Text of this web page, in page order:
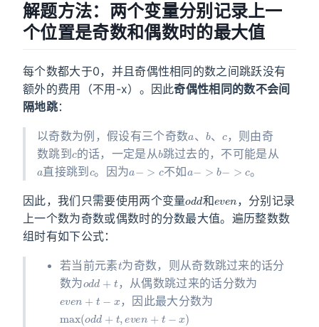
解题方法：两个变量分别记录上一
个位置是奇数和偶数时的最大值
每个数都大于0，并且奇偶性相同的数之间跳跃没有
额外的费用（不用-x）。因此奇偶性相同的数不会间
隔地跳：
以奇数为例，假设有三个奇数 、 、
，则由奇
数跳到
c
的话，一定是从
b
跳过去的，不可能是从
a
直接跳到
c
。因为
a−>c
不如
a−>b −>c
。
因此，我们只需要使用两个变量 和
，分别记录
上一个数为奇数或偶数时的分数最大值。遍历整数数
组时有如下公式：
若当前元素 为奇数，则从奇数跳过来的话分
数为
odd+t
，从偶数跳过来的话分数为
even+t−x
，因此最大分数为
max (o d d+t,e ven+t−x)